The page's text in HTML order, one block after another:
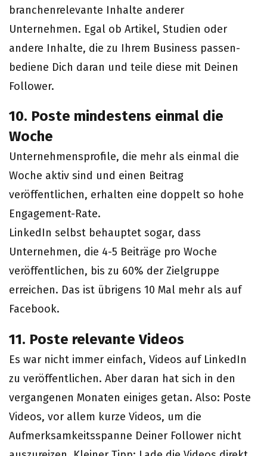
branchenrelevante Inhalte anderer
Unternehmen. Egal ob Artikel, Studien oder
andere Inhalte, die zu Ihrem Business passen-
bediene Dich daran und teile diese mit Deinen
Follower.
10. Poste mindestens einmal die
Woche
Unternehmensprofile, die mehr als einmal die
Woche aktiv sind und einen Beitrag
veröffentlichen, erhalten eine doppelt so hohe
Engagement-Rate.
LinkedIn selbst behauptet sogar, dass
Unternehmen, die 4-5 Beiträge pro Woche
veröffentlichen, bis zu 60% der Zielgruppe
erreichen. Das ist übrigens 10 Mal mehr als auf
Facebook.
11. Poste relevante Videos
Es war nicht immer einfach, Videos auf LinkedIn
zu veröffentlichen. Aber daran hat sich in den
vergangenen Monaten einiges getan. Also: Poste
Videos, vor allem kurze Videos, um die
Aufmerksamkeitsspanne Deiner Follower nicht